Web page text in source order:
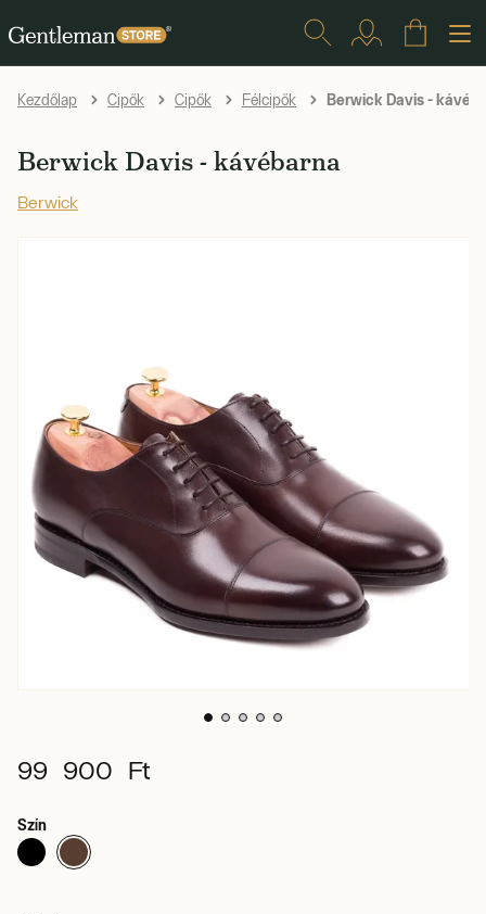
Kezdőlap Cipők Cipők Félcipők Berwick Davis -
Berwick Davis - kávébarna
Berwick
99 900 Ft
Szín